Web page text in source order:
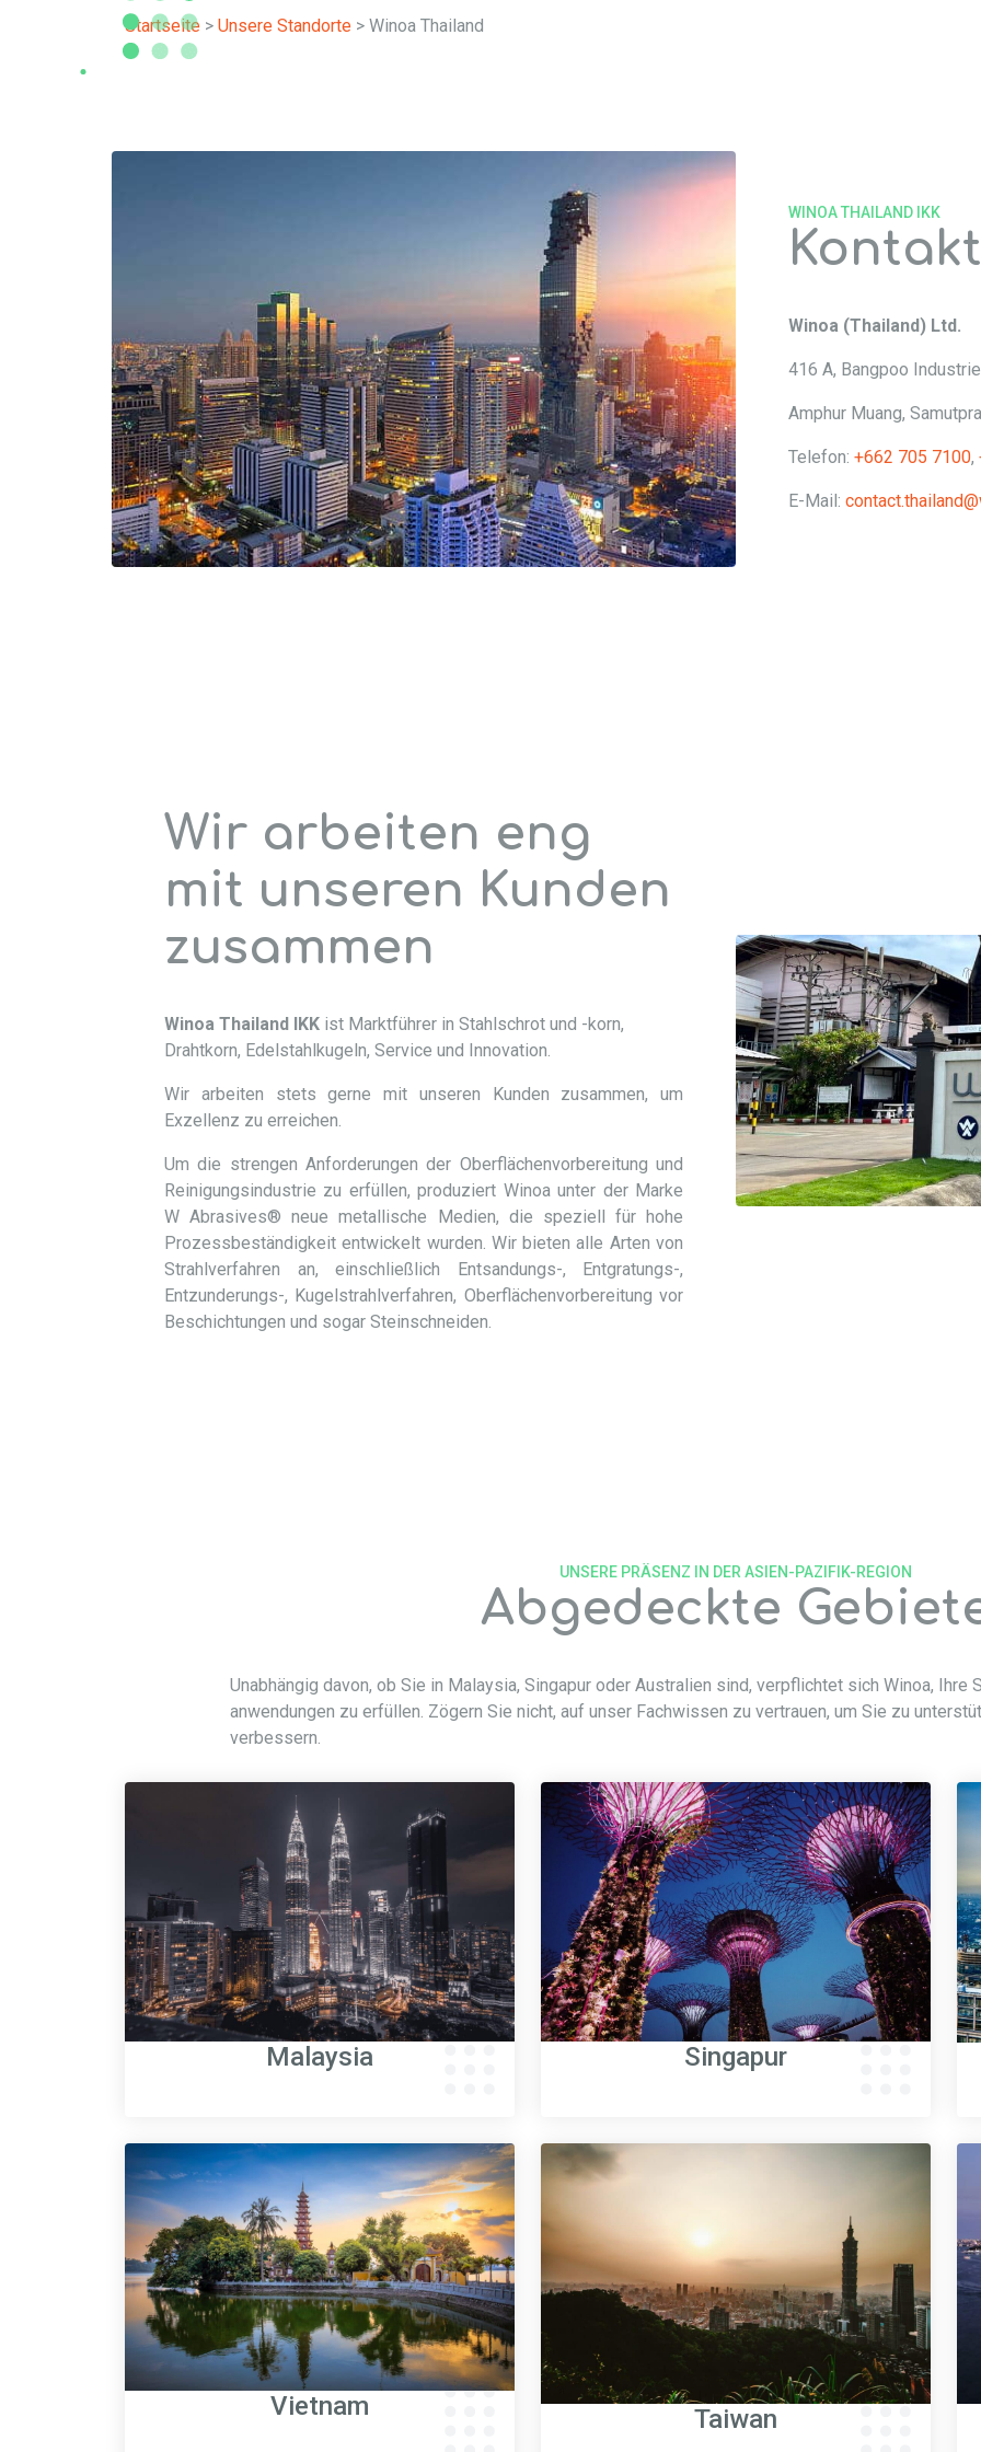
Startseite > Unsere Standorte > Winoa Thailand
WINOA THAILAND IKK
Winoa (Thailand) Ltd.
416 A, Bangpoo
Amphur Muang,
Telefon: +662 705 7100,
E-Mail:
Wir arbeiten eng
mit unseren Kunden
zusammen
Winoa Thailand IKK ist Marktführer in Stahlschrot und -korn,
Drahtkorn, Edelstahlkugeln, Service und Innovation.
Wir arbeiten stets gerne mit unseren Kunden zusammen, um
Exzellenz zu erreichen.
Um die strengen Anforderungen der Oberflächenvorbereitung und
Reinigungsindustrie zu erfüllen, produziert Winoa unter der Marke
W Abrasives® neue metallische Medien, die speziell für hohe
Prozessbeständigkeit entwickelt wurden. Wir bieten alle Arten von
Strahlverfahren an, einschließlich Entsandungs-, Entgratungs-,
Entzunderungs-, Kugelstrahlverfahren, Oberflächenvorbereitung vor
Beschichtungen und sogar Steinschneiden.
Abgedeckte
UNSERE PRÄSENZ IN DER ASIEN-PAZIFIK-REGION
Unabhängig davon, ob Sie in Malaysia, Singapur oder Australien sind, verpflichtet sich Winoa, Ihre
anwendungen zu erfüllen. Zögern Sie nicht, auf unser Fachwissen zu vertrauen, um Sie zu
verbessern.
Malaysia Singapur
Vietnam Taiwan